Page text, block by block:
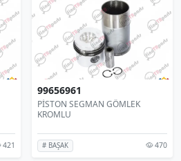
421
99656961
PİSTON SEGMAN GÖMLEK
KROMLU
# BAŞAK 470